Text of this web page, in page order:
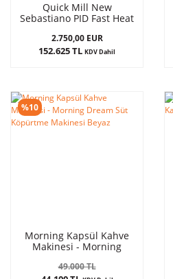
Quick Mill New
Sebastiano PID Fast Heat
2.750,00 EUR
152.625 TL KDV Dahil
%10
Morning Kapsül Kahve
Makinesi - Morning
Makinesi Beyaz
49.000 TL